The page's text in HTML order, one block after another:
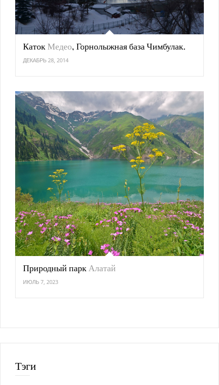
КатокМедео, Горнолыжная база Чимбулак.
ДЕКАБРЬ 28, 2014
Природный паркАлатай
ИЮЛЬ 7, 2023
Тэги